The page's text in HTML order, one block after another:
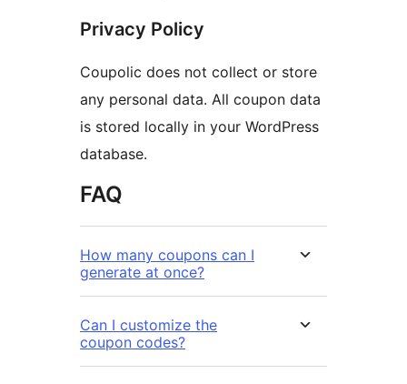
Privacy Policy
Coupolic does not collect or store
any personal data. All coupon data
is stored locally in your WordPress
database.
FAQ
How many coupons can I
generate at once?
Can I customize the
coupon codes?